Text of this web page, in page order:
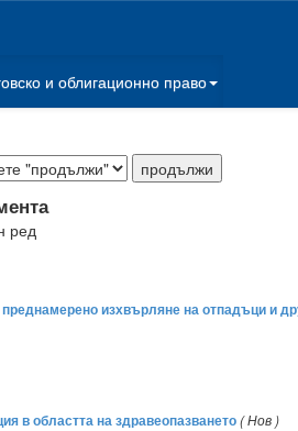
и облигационно право
ред
изхвърляне на отпадъци и
в областта на здравеопазването( Нов )